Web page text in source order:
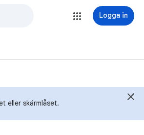
Logga in
eller skärmlåset.